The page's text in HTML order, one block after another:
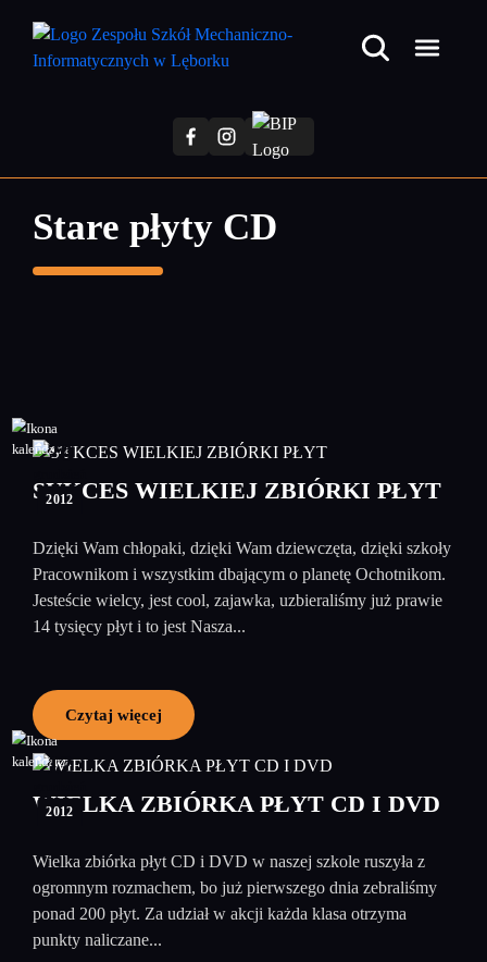
treści
Stare płyty CD
20
2012
SUKCES WIELKIEJ ZBIÓRKI PŁYT
Dzięki Wam chłopaki, dzięki Wam dziewczęta, dzięki szkoły
Pracownikom i wszystkim dbającym o planetę Ochotnikom.
Jesteście wielcy, jest cool, zajawka, uzbieraliśmy już prawie
14 tysięcy płyt i to jest Nasza...
Czytaj więcej
12
2012
WIELKA ZBIÓRKA PŁYT CD I DVD
Wielka zbiórka płyt CD i DVD w naszej szkole ruszyła z
ogromnym rozmachem, bo już pierwszego dnia zebraliśmy
ponad 200 płyt. Za udział w akcji każda klasa otrzyma
punkty naliczane...